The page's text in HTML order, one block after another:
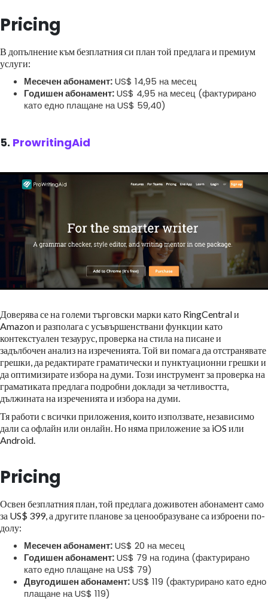
Pricing
В допълнение към безплатния си план той предлага и премиум
услуги:
Месечен абонамент:US$ 14,95 на месец
Годишен абонамент:US$ 4,95 на месец (фактурирано
като едно плащане на US$ 59,40)
5. ProwritingAid
Доверява се на големи търговски марки като RingCentral и
Amazon и разполага с усъвършенствани функции като
контекстуален тезаурус, проверка на стила на писане и
задълбочен анализ на изреченията. Той ви помага да отстранявате
грешки, да редактирате граматически и пунктуационни грешки и
да оптимизирате избора на думи. Този инструмент за проверка на
граматиката предлага подробни доклади за четливостта,
дължината на изреченията и избора на думи.
Тя работи с всички приложения, които използвате, независимо
дали са офлайн или онлайн. Но няма приложение за iOS или
Android.
Pricing
Освен безплатния план, той предлага доживотен абонамент само
за US$ 399, а другите планове за ценообразуване са изброени по-
долу:
Месечен абонамент:US$ 20 на месец
Годишен абонамент:US$ 79 на година (фактурирано
като едно плащане на US$ 79)
Двугодишен абонамент:US$ 119 (фактурирано като едно
плащане на US$ 119)